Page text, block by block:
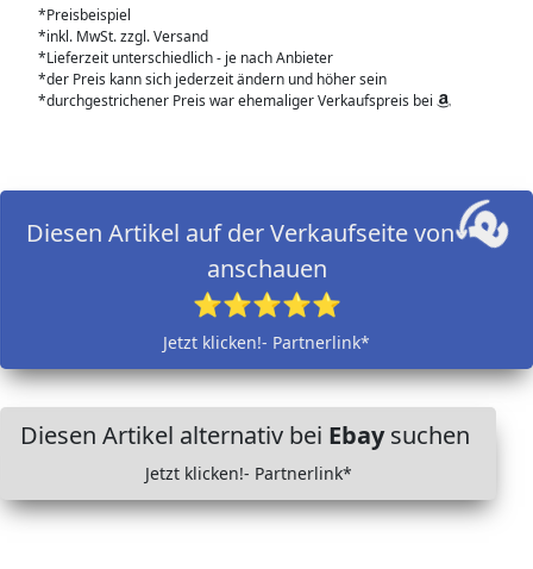
*Preisbeispiel
*inkl. MwSt. zzgl. Versand
*Lieferzeit unterschiedlich - je nach Anbieter
*der Preis kann sich jederzeit ändern und höher sein
*durchgestrichener Preis war ehemaliger Verkaufspreis bei
Diesen Artikel auf der Verkaufseite von
anschauen
⭐⭐⭐⭐⭐
Jetzt klicken!- Partnerlink*
Diesen Artikel alternativ bei Ebaysuchen
Jetzt klicken!- Partnerlink*